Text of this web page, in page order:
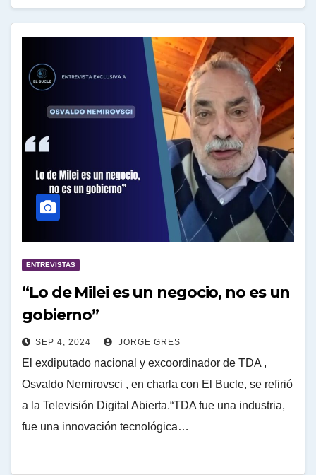
ENTREVISTAS
“Lo de Milei es un negocio, no es un
gobierno”
SEP 4, 2024 JORGE GRES
El exdiputado nacional y excoordinador de TDA ,
Osvaldo Nemirovsci , en charla con El Bucle, se refirió
a la Televisión Digital Abierta.“TDA fue una industria,
fue una innovación tecnológica…